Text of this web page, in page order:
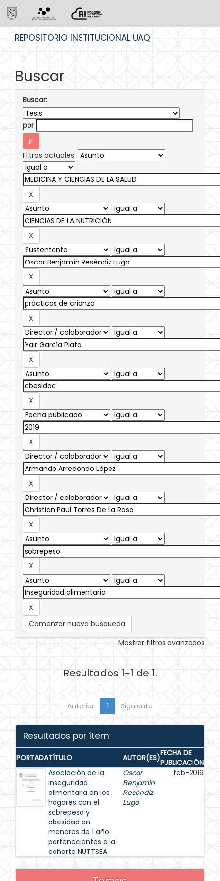
REPOSITORIO INSTITUCIONAL UAQ
Buscar
Buscar:
por
Filtros actuales:
Comenzar nueva busqueda
Mostrar filtros avanzados
Resultados 1-1 de 1.
Anterior 1 Siguiente
Resultados por ítem:
PORTADATÍTULO AUTOR(ES)FECHA DE
PUBLICACIÓN
Asociación de la
inseguridad
alimentaria en los
hogares con el
sobrepeso y
obesidad en
menores de 1 año
pertenecientes a la
cohorte NUTTSEA.
Oscar
Benjamín
Reséndiz
Lugo
feb-2019